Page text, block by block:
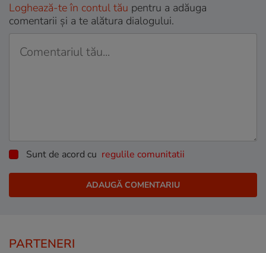
Loghează-te în contul tău pentru a adăuga
comentarii și a te alătura dialogului.
Sunt de acord cu regulile comunitatii
PARTENERI